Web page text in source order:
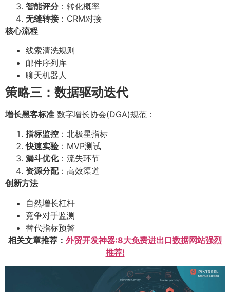
智能评分：转化概率
无缝转接：CRM对接
核心流程
线索清洗规则
邮件序列库
聊天机器人
策略三：数据驱动迭代
增长黑客标准 数字增长协会(DGA)规范：
指标监控 ：北极星指标
快速实验 ：MVP测试
漏斗优化：流失环节
资源分配：高效渠道
创新方法
自然增长杠杆
竞争对手监测
替代指标预警
相关文章推荐： 外贸开发神器:8大免费进出口数据网站强烈
推荐!